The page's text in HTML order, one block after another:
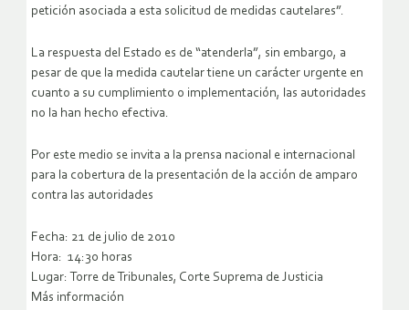
petición asociada a esta solicitud de medidas cautelares”.
La respuesta del Estado es de “atenderla”, sin embargo, a
pesar de que la medida cautelar tiene un carácter urgente en
cuanto a su cumplimiento o implementación, las autoridades
no la han hecho efectiva.
Por este medio se invita a la prensa nacional e internacional
para la cobertura de la presentación de la acción de amparo
contra las autoridades
Fecha: 21 de julio de 2010
Hora: 14:30 horas
Lugar: Torre de Tribunales, Corte Suprema de Justicia
Más información